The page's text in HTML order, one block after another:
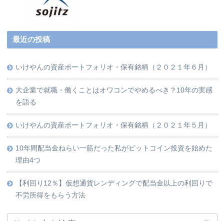
最近の投稿
いけやんの資産ポートフォリオ・保有銘柄（２０２１年６月）
大企業で就職・働くことはオワコンでやめるべき？10年の実感
を語る
いけやんの資産ポートフォリオ・保有銘柄（２０２１年５月）
10年間配当金ねらい一筋だった私がビットコイン投資を始めた
理由4つ
【利回り12％】仮想通貨レンディングで配当金以上の利回りで
不労所得をもらう方法